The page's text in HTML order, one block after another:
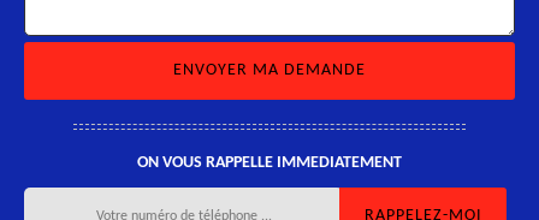
ON VOUS RAPPELLE IMMEDIATEMENT